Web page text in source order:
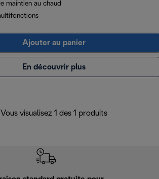
maintien au chaud
Ajouter au panier
En découvrir plus
Vous visualisez 1 des 1 produits